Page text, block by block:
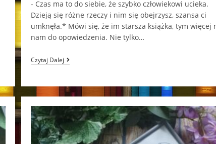
- Czas ma to do siebie, że szybko człowiekowi ucieka.
Dzieją się różne rzeczy i nim się obejrzysz, szansa ci
umknęła.* Mówi się, że im starsza książka, tym więcej
nam do opowiedzenia. Nie tylko…
Czytaj Dalej Echo
Dawnych
Barbara
Davis